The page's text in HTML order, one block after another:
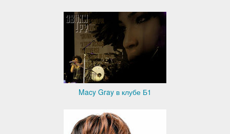
Macy Gray в клубе Б1